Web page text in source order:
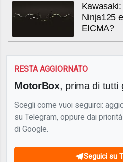
Ninja125
EICMA?
RESTA AGGIORNATO
MotorBox, prima di tutti
Scegli come vuoi seguirci:
su Telegram, oppure dai
di Google.
Seguici su